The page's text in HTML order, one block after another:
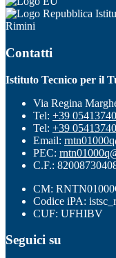
Rimini
Contatti
Istituto Tecnico per il
Via Regina
Tel: +39
Tel: +39
Email:
PEC:
C.F.:
CM:
Codice iPA:
CUF: UFHIBV
Seguici su